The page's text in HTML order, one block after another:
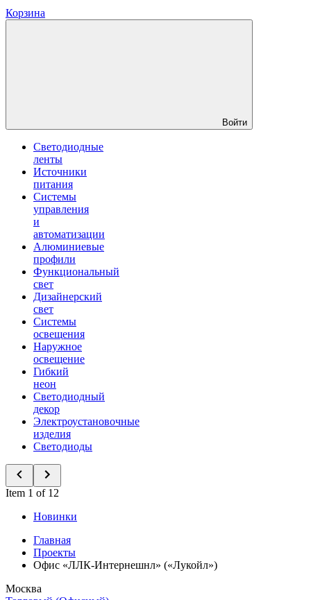
Корзина
Войти
Светодиодные
ленты
Источники
питания
Системы
управления
и
автоматизации
Алюминиевые
профили
Функциональный
свет
Дизайнерский
свет
Системы
освещения
Наружное
освещение
Гибкий
неон
Светодиодный
декор
Электроустановочные
изделия
Светодиоды
Item 1 of 12
Новинки
Главная
Проекты
Офис «ЛЛК-Интернешнл» («Лукойл»)
Москва